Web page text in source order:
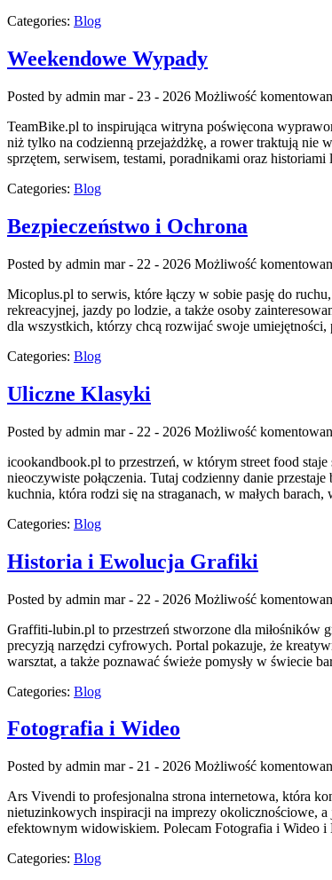
Categories: Blog
Weekendowe Wypady
Posted by admin mar - 23 - 2026 Możliwość
TeamBike.pl to inspirująca witryna poświęcona
niż tylko na codzienną przejażdżkę, a rower traktują nie
sprzętem, serwisem, testami, poradnikami oraz
Categories: Blog
Bezpieczeństwo i Ochrona
Posted by admin mar - 22 - 2026 Możliwość
Micoplus.pl to serwis, które łączy w sobie pasję do
rekreacyjnej, jazdy po lodzie, a także osoby
dla wszystkich, którzy chcą rozwijać swoje
Categories: Blog
Uliczne Klasyki
Posted by admin mar - 22 - 2026 Możliwość
icookandbook.pl to przestrzeń, w którym street food
nieoczywiste połączenia. Tutaj codzienny danie
kuchnia, która rodzi się na straganach, w małych
Categories: Blog
Historia i Ewolucja Grafiki
Posted by admin mar - 22 - 2026 Możliwość
Graffiti-lubin.pl to przestrzeń stworzone dla miłośników
precyzją narzędzi cyfrowych. Portal pokazuje, że
warsztat, a także poznawać świeże pomysły w
Categories: Blog
Fotografia i Wideo
Posted by admin mar - 21 - 2026 Możliwość
Ars Vivendi to profesjonalna strona internetowa, która
nietuzinkowych inspiracji na imprezy okolicznościowe, a
efektownym widowiskiem. Polecam Fotografia i Wideo
Categories: Blog